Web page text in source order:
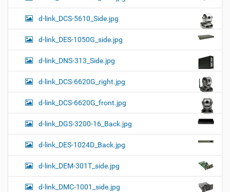
d-link_DCS-5610_Side.jpg
d-link_DES-1050G_side.jpg
d-link_DNS-313_Side.jpg
d-link_DCS-6620G_right.jpg
d-link_DCS-6620G_front.jpg
d-link_DGS-3200-16_Back.jpg
d-link_DES-1024D_Back.jpg
d-link_DEM-301T_side.jpg
d-link_DMC-1001_side.jpg